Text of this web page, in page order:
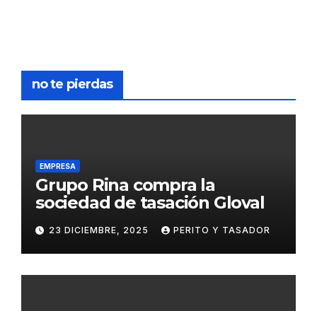
no te pierdas
EMPRESA
Grupo Rina compra la
sociedad de tasación Gloval
23 DICIEMBRE, 2025 PERITO Y TASADOR